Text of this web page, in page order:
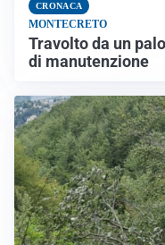
CRONACA
MONTECRETO
Travolto da un
di manutenzione